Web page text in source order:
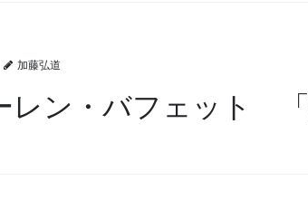
加藤弘道
レン・バフェット